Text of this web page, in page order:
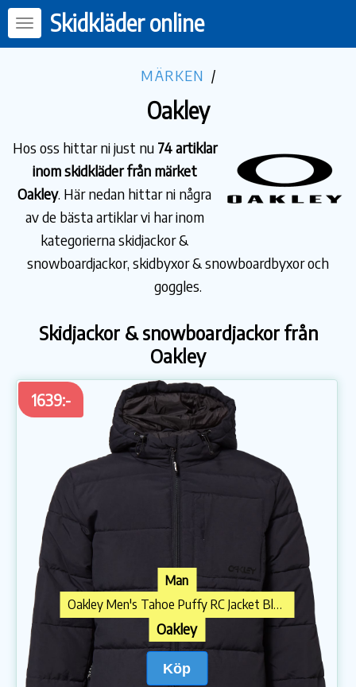
Skidkläder online
MÄRKEN /
Oakley
Hos oss hittar ni just nu 74 artiklar
inom skidkläder från märket
Oakley. Här nedan hittar ni några
av de bästa artiklar vi har inom
kategorierna skidjackor &
snowboardjackor, skidbyxor & snowboardbyxor och
goggles.
Skidjackor & snowboardjackor från
Oakley
1639:-
Man
Oakley Men's Tahoe Puffy RC Jacket Blackout
Oakley
Köp